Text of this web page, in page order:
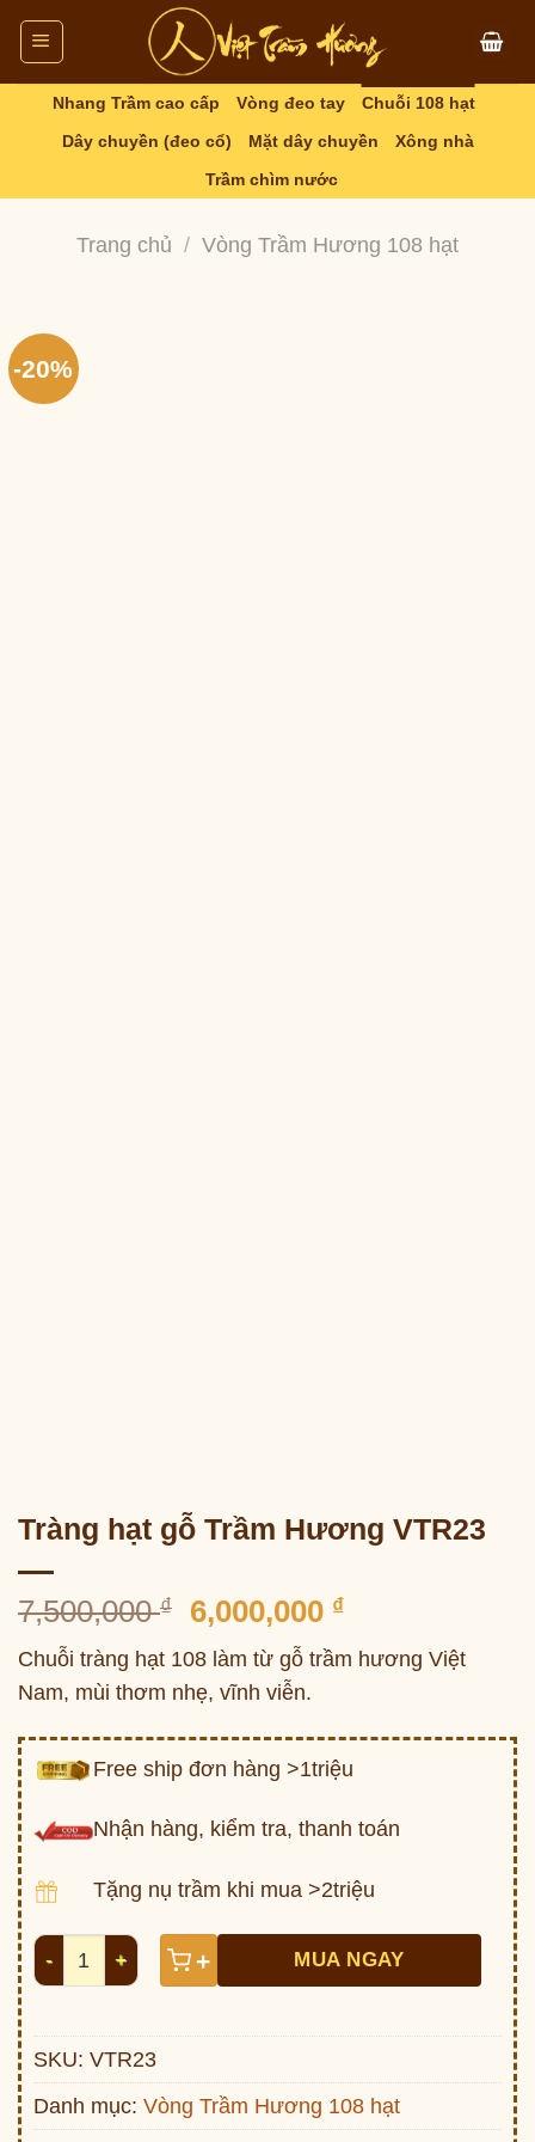
Skip
content
Nhang Trầm cao cấp Vòng đeo tay
Chuỗi 108 hạt
Dây chuyền (đeo cổ)
Mặt dây chuyền
Xông nhà
Trầm chìm nước
Trang chủ / Vòng Trầm Hương 108 hạt
-20%
Tràng hạt gỗ Trầm Hương VTR23
7,500,000₫
Giá
gốc
là:
7,500,000 ₫.
6,000,000 ₫Giá
tại
6,000,000 ₫.
Chuỗi tràng hạt 108 làm từ gỗ trầm hương Việt
Nam, mùi thơm nhẹ, vĩnh viễn.
Free ship đơn hàng >1triệu
Nhận hàng, kiểm tra, thanh toán
Tặng nụ trầm khi mua >2triệu
Tràng hạt gỗ Trầm Hương VTR23 số lượng
+ MUA NGAY
SKU: VTR23
Danh mục: Vòng Trầm Hương 108 hạt